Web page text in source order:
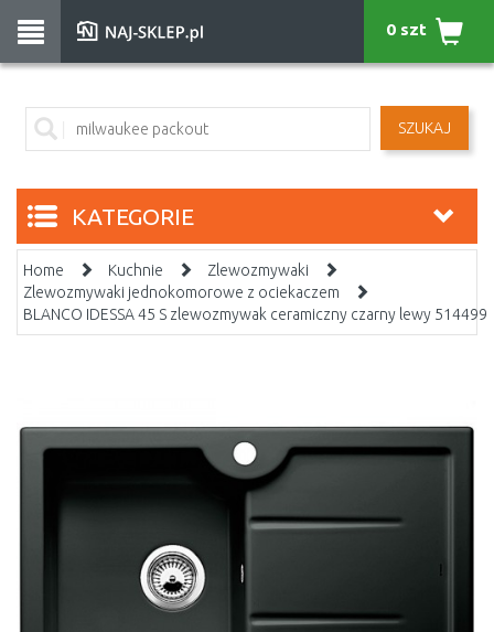
SZUKAJ
0 szt
KATEGORIE
Home Kuchnie
Zlewozmywaki
Zlewozmywaki jednokomorowe z ociekaczem
BLANCO IDESSA 45 S zlewozmywak ceramiczny czarny lewy 514499